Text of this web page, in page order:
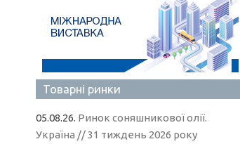
Товарні ринки
05.08.26. Ринок соняшникової олії.
Україна // 31 тиждень 2026 року